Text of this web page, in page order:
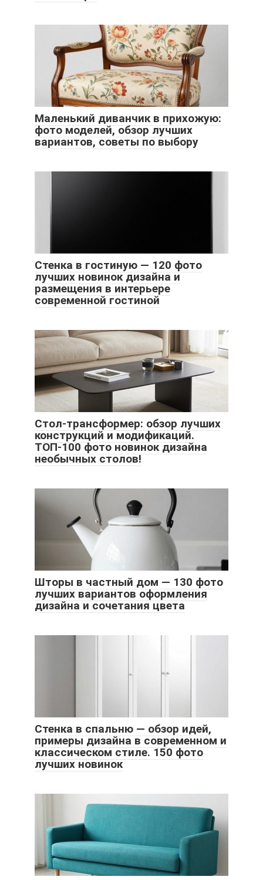
Маленький диванчик в прихожую:
фото моделей, обзор лучших
вариантов, советы по выбору
Стенка в гостиную — 120 фото
лучших новинок дизайна и
размещения в интерьере
современной гостиной
Стол-трансформер: обзор лучших
конструкций и модификаций.
ТОП-100 фото новинок дизайна
необычных столов!
Шторы в частный дом — 130 фото
лучших вариантов оформления
дизайна и сочетания цвета
Стенка в спальню — обзор идей,
примеры дизайна в современном и
классическом стиле. 150 фото
лучших новинок